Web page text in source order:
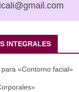
INTEGRALES
«Contorno facial»